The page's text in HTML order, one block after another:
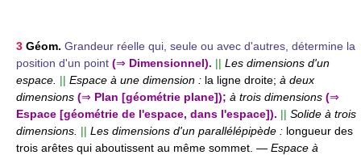
3 Géom. Grandeur réelle qui, seule ou avec d'autres, détermine la
position d'un point (⇒ Dimensionnel). || Les dimensions d'un
espace. || Espace à une dimension : la ligne droite; à deux
dimensions (⇒ Plan [géométrie plane]); à trois dimensions (⇒
Espace [géométrie de l'espace, dans l'espace]). || Solide à trois
dimensions. || Les dimensions d'un parallélépipède : longueur des
trois arêtes qui aboutissent au même sommet. — Espace à